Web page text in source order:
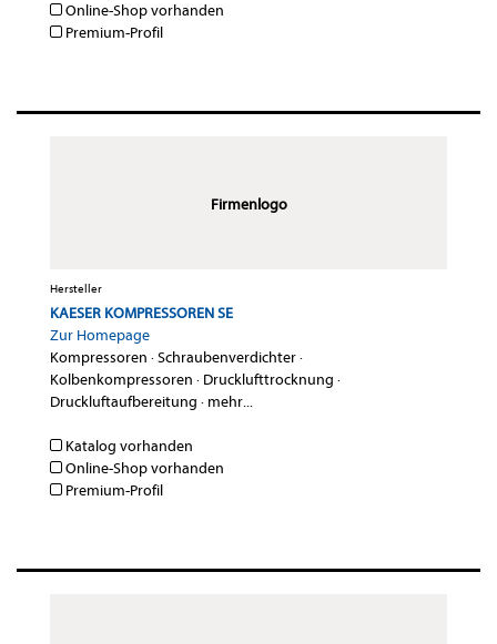
Online-Shop vorhanden
Premium-Profil
Firmenlogo
Hersteller
KAESER KOMPRESSOREN SE
Zur Homepage
Kompressoren ·Schraubenverdichter·
Kolbenkompressoren · Drucklufttrocknung ·
Druckluftaufbereitung · mehr...
Katalog vorhanden
Online-Shop vorhanden
Premium-Profil